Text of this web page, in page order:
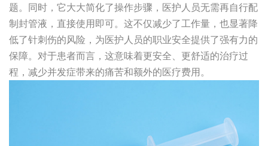
题。同时，它大大简化了操作步骤，医护人员无需再自行配
制封管液，直接使用即可。这不仅减少了工作量，也显著降
低了针刺伤的风险，为医护人员的职业安全提供了强有力的
保障。对于患者而言，这意味着更安全、更舒适的治疗过
程，减少并发症带来的痛苦和额外的医疗费用。